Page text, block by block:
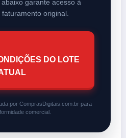
garante acesso à
original.
DO LOTE
por ComprasDigitais.com.br para
comercial.